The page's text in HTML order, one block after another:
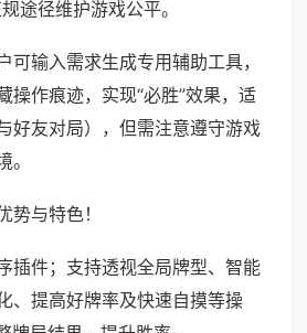
途径维护游戏公平。
可输入需求生成专用辅助工具，
操作痕迹，实现“必胜”效果，适
好友对局），但需注意遵守游戏
势与特色！
插件；支持透视全局牌型、智能
、提高好牌率及快速自摸等操